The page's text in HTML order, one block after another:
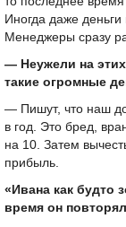
Иногда даже
Менеджеры сразу
— Неужели на
такие огромные
— Пишут, что наш
в год. Это бред,
на 10. Затем
прибыль.
«Ивана как будто
время он